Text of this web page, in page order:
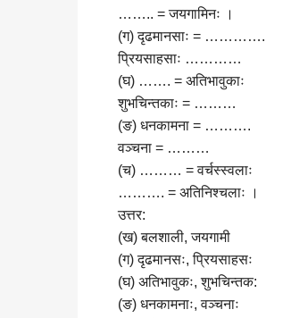
…….. = जयगामिनः ।
(ग) दृढमानसाः = ………….
प्रियसाहसाः …………
(घ) ……. = अतिभावुकाः
शुभचिन्तकाः = ………
(ङ) धनकामना = ……….
वञ्चना = ………
(च) ……… = वर्चस्स्वलाः
………. = अतिनिश्चलाः ।
उत्तर:
(ख) बलशाली, जयगामी
(ग) दृढमानसः, प्रियसाहसः
(घ) अतिभावुकः, शुभचिन्तक:
(ङ) धनकामनाः, वञ्चनाः